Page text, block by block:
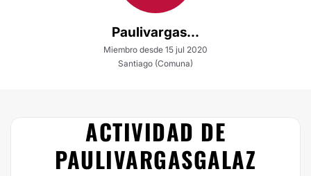
Paulivargas...
Miembro desde 15 jul 2020
Santiago (Comuna)
ACTIVIDAD DE
PAULIVARGASGALAZ